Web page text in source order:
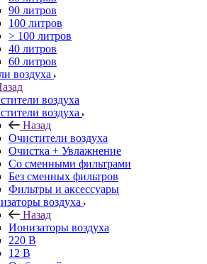
90 литров
100 литров
> 100 литров
40 литров
60 литров
воздуха
воздуха
воздуха
Назад
Очистители воздуха
Очистка + Увлажнение
Cо сменными фильтрами
Без сменных фильтров
Фильтры и аксессуары
воздуха
Назад
Ионизаторы воздуха
220 В
12 В